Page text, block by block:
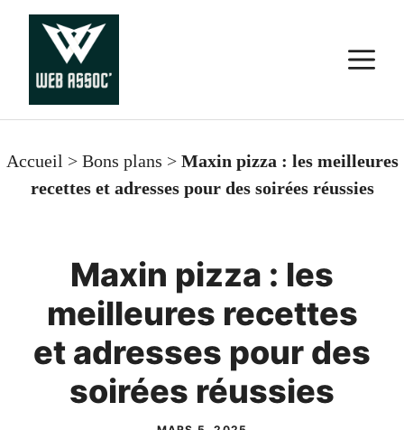
Aller
Accueil > Bons plans > Maxin pizza : les meilleures
recettes et adresses pour des soirées réussies
Maxin pizza : les
meilleures recettes
et adresses pour des
soirées réussies